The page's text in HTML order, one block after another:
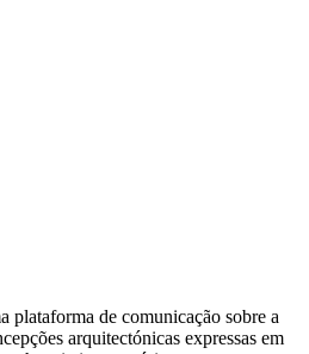
plataforma de comunicação sobre a
arquitectónicas expressas em